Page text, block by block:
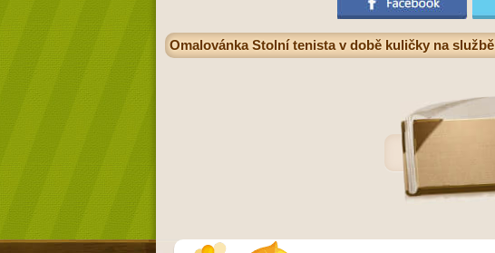
Omalovánka Stolní tenista v době kuličky na službě